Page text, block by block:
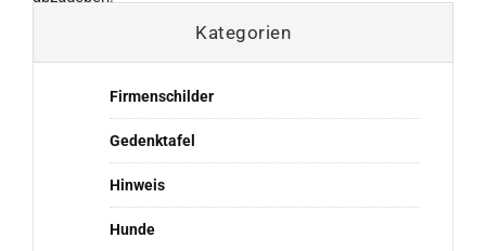
Kategorien
Firmenschilder
Gedenktafel
Hinweis
Hunde